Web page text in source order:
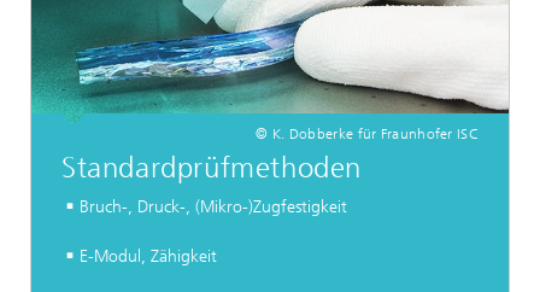
© K. Dobberke für Fraunhofer ISC
Standardprüfmethoden
Bruch-, Druck-, (Mikro-)Zugfestigkeit
E-Modul, Zähigkeit